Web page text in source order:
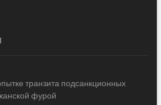
транзита подсанкционных
фурой